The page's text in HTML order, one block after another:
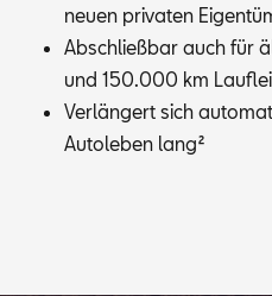
neu­en pri­va­ten
Ab­schließ­bar auch für
und 150.000 km
Ver­län­gert sich
Au­to­le­ben lang²